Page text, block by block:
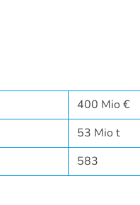
400 Mio €
53 Mio t
583